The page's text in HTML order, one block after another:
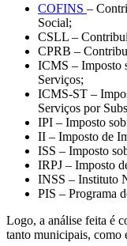
COFINS –
Social;
CSLL –
CPRB –
ICMS – Imposto
Serviços;
ICMS-ST –
Serviços por
IPI – Imposto
II – Imposto de
ISS – Imposto
IRPJ – Imposto
INSS – Instituto
PIS – Programa
Logo, a análise feita é
tanto municipais, como